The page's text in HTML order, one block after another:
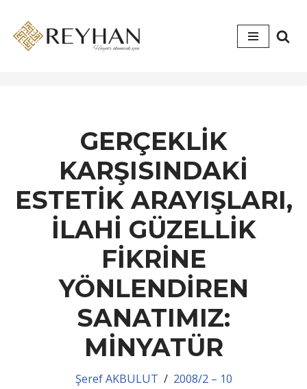
İçeriğe
GERÇEKLİK
KARŞISINDAKİ
ESTETİK ARAYIŞLARI,
İLAHİ GÜZELLİK
FİKRİNE
YÖNLENDİREN
SANATIMIZ:
MİNYATÜR
Şeref AKBULUT 2008/2 – 10